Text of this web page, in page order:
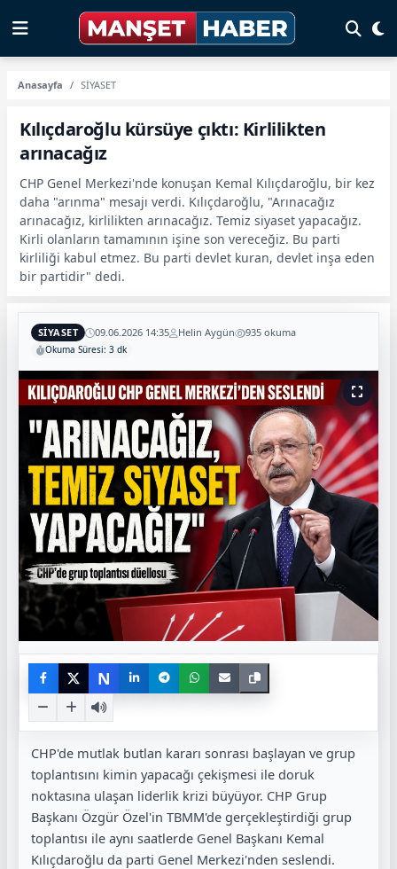
Anasayfa SİYASET
Kılıçdaroğlu kürsüye çıktı: Kirlilikten
arınacağız
CHP Genel Merkezi'nde konuşan Kemal Kılıçdaroğlu, bir kez
daha "arınma" mesajı verdi. Kılıçdaroğlu, "Arınacağız
arınacağız, kirlilikten arınacağız. Temiz siyaset yapacağız.
Kirli olanların tamamının işine son vereceğiz. Bu parti
kirliliği kabul etmez. Bu parti devlet kuran, devlet inşa eden
bir partidir" dedi.
SİYASET 09.06.2026 14:35 Helin Aygün 935 okuma
Okuma Süresi: 3 dk
N
CHP'de mutlak butlan kararı sonrası başlayan ve grup
toplantısını kimin yapacağı çekişmesi ile doruk
noktasına ulaşan liderlik krizi büyüyor. CHP Grup
Başkanı Özgür Özel'in TBMM'de gerçekleştirdiği grup
toplantısı ile aynı saatlerde Genel Başkanı Kemal
Kılıçdaroğlu da parti Genel Merkezi'nden seslendi.